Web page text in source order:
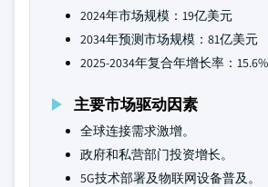
2024年市场规模：19亿美元
2034年预测市场规模：81亿美元
2025-2034年复合年增长率：15.6%
主要市场驱动因素
全球连接需求激增。
政府和私营部门投资增长。
5G技术部署及物联网设备普及。